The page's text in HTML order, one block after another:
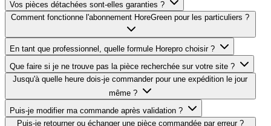
Vos pièces détachées sont-elles garanties ?
Comment fonctionne l'abonnement HoreGreen pour les particuliers ?
En tant que professionnel, quelle formule Horepro choisir ?
Que faire si je ne trouve pas la pièce recherchée sur votre site ?
Jusqu'à quelle heure dois-je commander pour une expédition le jour
même ?
Puis-je modifier ma commande après validation ?
Puis-je retourner ou échanger une pièce commandée par erreur ?